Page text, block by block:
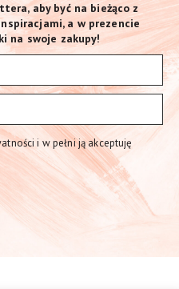
aby być na bieżąco z
a w prezencie
na swoje zakupy!
i w pełni ją akceptuję